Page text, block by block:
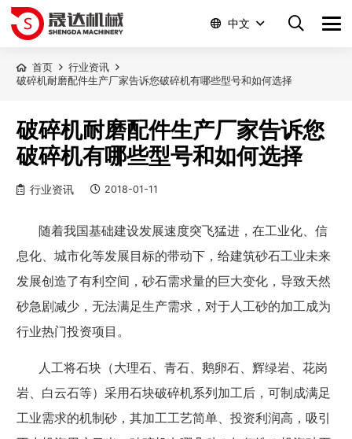
中文
首页
行业资讯
破碎机耐磨配件生产厂家告诉您破碎机有哪些型号和如何选择
破碎机耐磨配件生产厂家告诉您
破碎机有哪些型号和如何选择
行业资讯 2018-01-11
随着我国基础建设发展速度突飞猛进，在工业化、信
息化、城市化等发展目标的带动下，给建筑砂石工业未来
发展创造了有利空间，砂石需求量的巨大变化，导致天然
砂急剧减少，无法满足生产需求，对于人工砂的加工成为
行业热门投资项目。
人工将石块（大理石、青石、鹅卵石、辉绿岩、花岗
岩、白云石等）采用石块破碎机系列加工后，可制成满足
工业需求的机制砂，其加工工艺简单、投资利润高，吸引